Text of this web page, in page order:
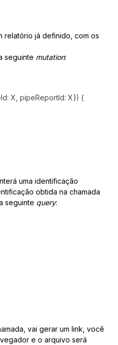
relatório já definido, com os
seguinte mutation:
X, pipeReportId: X}) {
uma identificação
obtida na chamada
seguinte query:
vai gerar um link, você
e o arquivo será